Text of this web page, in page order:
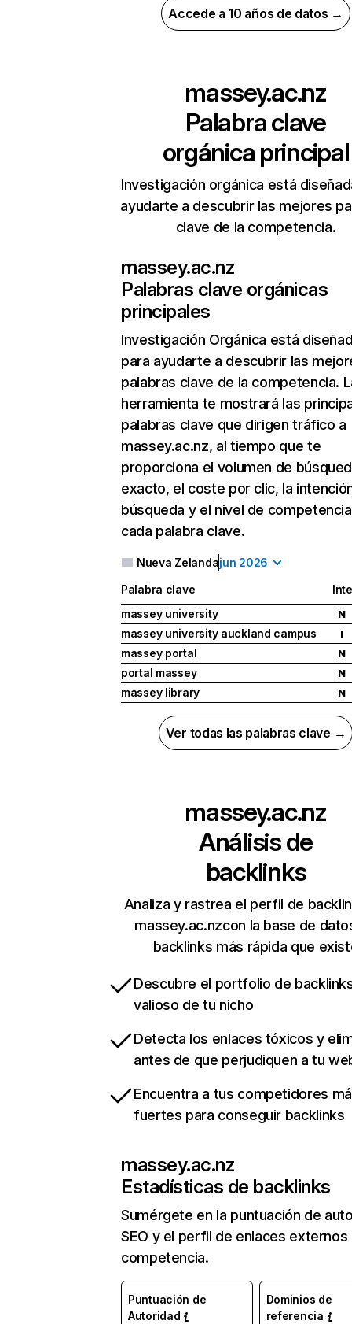
Accede a 10 años de datos →
massey.ac.nz
Palabra clave
orgánica principal
Investigación orgánica está
ayudarte a descubrir las mejores
clave de la competencia.
massey.ac.nz
Palabras clave orgánicas
principales
Investigación Orgánica está
para ayudarte a descubrir las
palabras clave de la competencia.
herramienta te mostrará las
palabras clave que dirigen tráfico a
massey.ac.nz, al tiempo que te
proporciona el volumen de
exacto, el coste por clic, la
búsqueda y el nivel de
cada palabra clave.
Nueva Zelandajun 2026
Palabra clave
massey university
N
massey university auckland campus I
massey portal N
portal massey N
massey library N
Ver todas las palabras clave →
massey.ac.nz
Análisis de
backlinks
Analiza y rastrea el perfil de
massey.ac.nzcon la base de
backlinks más rápida que
Descubre el portfolio de
valioso de tu nicho
Detecta los enlaces tóxicos y
antes de que perjudiquen a tu
Encuentra a tus competidores
fuertes para conseguir backlinks
massey.ac.nz
Estadísticas de backlinks
Sumérgete en la puntuación de
SEO y el perfil de enlaces externos
competencia.
Puntuación de
Autoridad
Dominios de
referencia